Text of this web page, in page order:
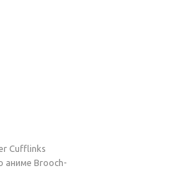
Cufflinks
аниме Brooch-